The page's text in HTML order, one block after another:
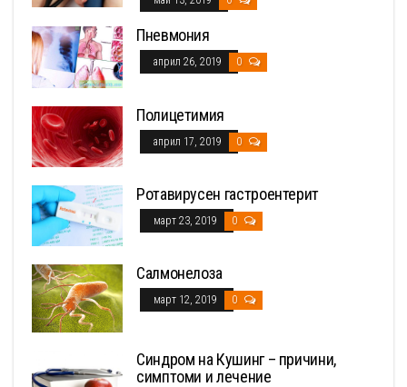
Пневмония
април 26, 2019 0
Полицетимия
април 17, 2019 0
Ротавирусен гастроентерит
март 23, 2019 0
Салмонелоза
март 12, 2019 0
Синдром на Кушинг – причини,
симптоми и лечение